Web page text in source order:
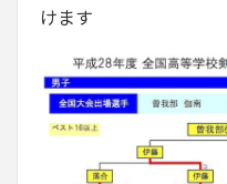
けます